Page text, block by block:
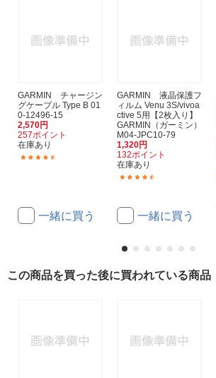
GARMIN チャージン
グケーブル Type B 01
0-12496-15
2,570円
257ポイント
在庫あり
一緒に買う
GARMIN 液晶保護フ
ィルム Venu 3S/vivoa
ctive 5用【2枚入り】
GARMIN（ガーミン）
M04-JPC10-79
1,320円
132ポイント
在庫あり
一緒に買う
この商品を買った後に買われている商品